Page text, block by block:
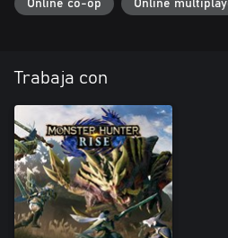
Online co-op Online
Trabaja con